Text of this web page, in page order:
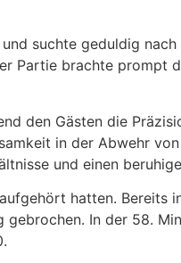
suchte geduldig
Partie brachte prompt
den Gästen die
in der Abwehr
und einen
hatten. Bereits
In der 58.